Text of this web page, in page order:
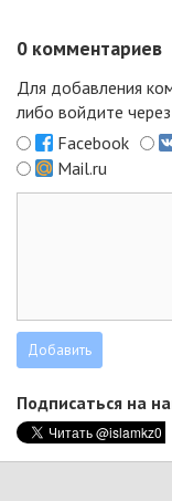
0 комментариев
Для добавления
либо войдите
Facebook
Mail.ru
Подписаться на